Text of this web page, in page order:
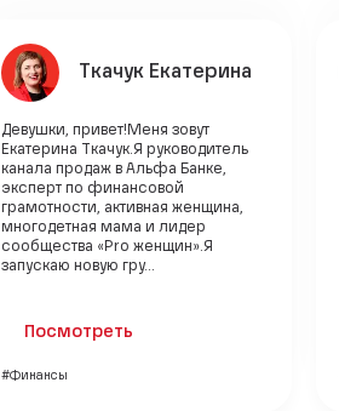
Ткачук Екатерина
Девушки, привет!Меня зовут
Екатерина Ткачук.Я руководитель
канала продаж в Альфа Банке,
эксперт по финансовой
грамотности, активная женщина,
многодетная мама и лидер
сообщества «Pro женщин».Я
запускаю новую гру...
Посмотреть
#Финансы